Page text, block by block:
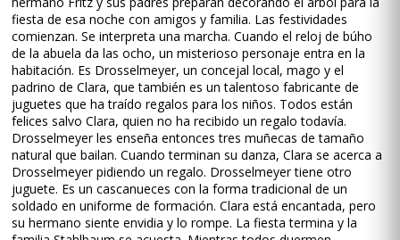
fiesta de esa noche con amigos y familia. Las festividades
comienzan. Se interpreta una marcha. Cuando el reloj de búho
de la abuela da las ocho, un misterioso personaje entra en la
habitación. Es Drosselmeyer, un concejal local, mago y el
padrino de Clara, que también es un talentoso fabricante de
juguetes que ha traído regalos para los niños. Todos están
felices salvo Clara, quien no ha recibido un regalo todavía.
Drosselmeyer les enseña entonces tres muñecas de tamaño
natural que bailan. Cuando terminan su danza, Clara se acerca a
Drosselmeyer pidiendo un regalo. Drosselmeyer tiene otro
juguete. Es un cascanueces con la forma tradicional de un
soldado en uniforme de formación. Clara está encantada, pero
su hermano siente envidia y lo rompe. La fiesta termina y la